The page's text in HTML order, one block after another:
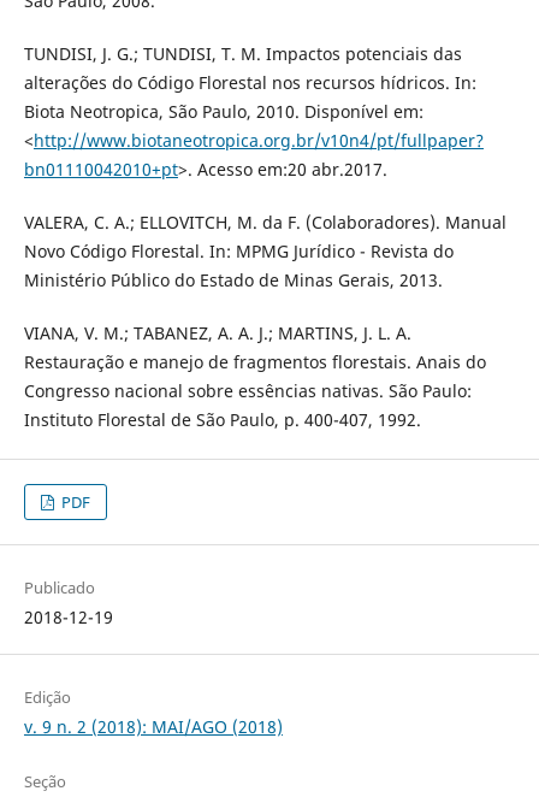
TUNDISI, J. G.; TUNDISI, T. M. Impactos potenciais das
alterações do Código Florestal nos recursos hídricos. In:
Biota Neotropica, São Paulo, 2010. Disponível em:
<http://www.biotaneotropica.org.br/v10n4/pt/fullpaper?
bn01110042010+pt>. Acesso em:20 abr.2017.
VALERA, C. A.; ELLOVITCH, M. da F. (Colaboradores). Manual
Novo Código Florestal. In: MPMG Jurídico - Revista do
Ministério Público do Estado de Minas Gerais, 2013.
VIANA, V. M.; TABANEZ, A. A. J.; MARTINS, J. L. A.
Restauração e manejo de fragmentos florestais. Anais do
Congresso nacional sobre essências nativas. São Paulo:
Instituto Florestal de São Paulo, p. 400-407, 1992.
PDF
Publicado
2018-12-19
Edição
v. 9 n. 2 (2018): MAI/AGO (2018)
Seção